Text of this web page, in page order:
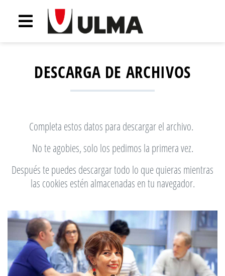
DESCARGA DE ARCHIVOS
Completa estos datos para descargar el archivo.
No te agobies, solo los pedimos la primera vez.
Después te puedes descargar todo lo que quieras mientras
las cookies estén almacenadas en tu navegador.